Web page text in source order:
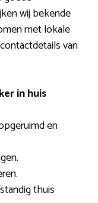
wij bekende
met lokale
van
in huis
en
thuis